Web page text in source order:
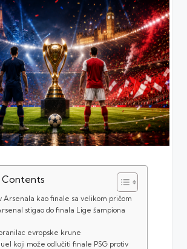
Contents
Arsenala kao finale sa velikom pričom
stigao do finala Lige šampiona
evropske krune
koji može odlučiti finale PSG protiv